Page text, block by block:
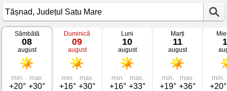
Vremea
Tășnad
Județul
Satu
Sâmbătă
08
august
min.
+20°
max.
+30°
Duminică
09
august
min.
+16°
max.
+30°
Luni
10
august
min.
+16°
max.
+33°
Marți
11
august
min.
+19°
max.
+36°
min.
+20°